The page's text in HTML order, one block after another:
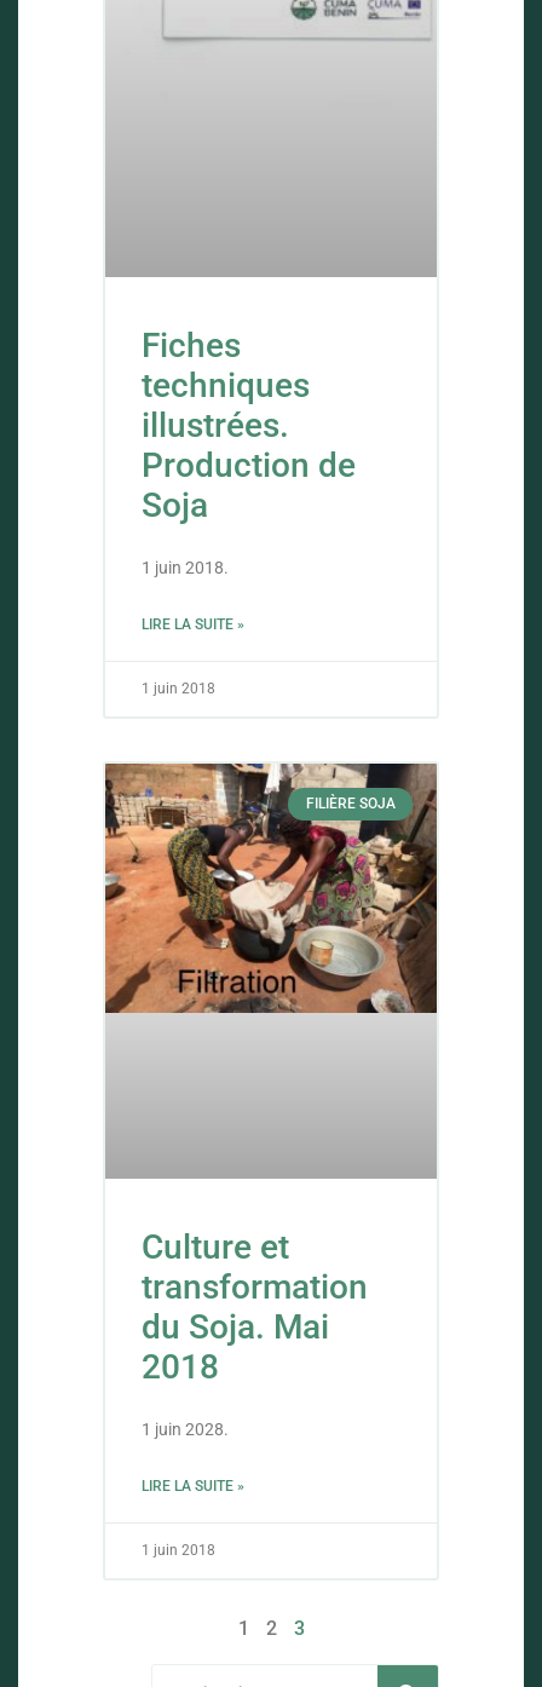
Fiches
techniques
illustrées.
Production de
Soja
1 juin 2018.
LIRE LA SUITE »
1 juin 2018
FILIÈRE SOJA
Culture et
transformation
du Soja. Mai
2018
1 juin 2028.
LIRE LA SUITE »
1 juin 2018
1 2 3